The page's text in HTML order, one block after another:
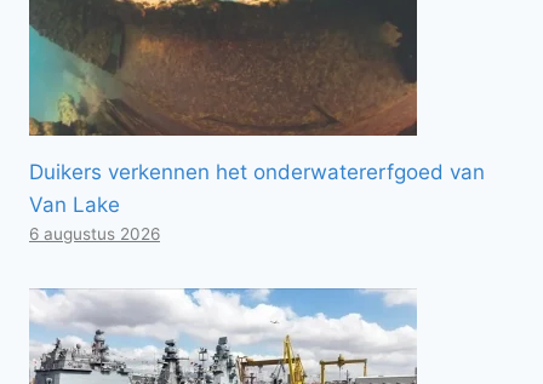
Duikers verkennen het onderwatererfgoed van
Van Lake
6 augustus 2026